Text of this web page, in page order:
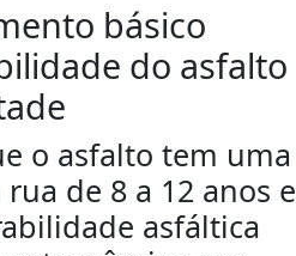
básico
do asfalto
o asfalto tem uma
de 8 a 12 anos e
asfáltica